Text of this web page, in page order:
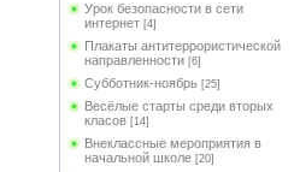
Урок безопасности в сети
интернет [4]
Плакаты антитеррористической
направленности [6]
Субботник-ноябрь [25]
Весёлые старты среди вторых
класов [14]
Внеклассные мероприятия в
начальной школе [20]